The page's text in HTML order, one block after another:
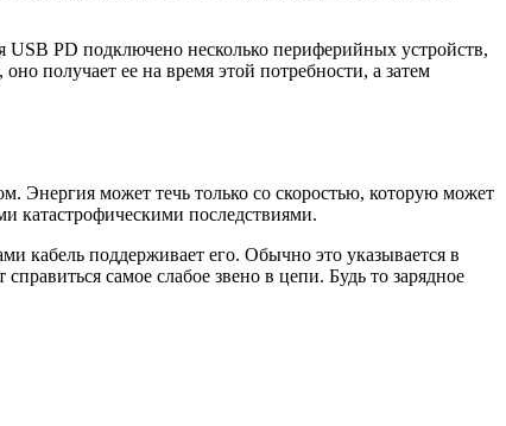
PD подключено несколько периферийных устройств,
получает ее на время этой потребности, а затем
Энергия может течь только со скоростью, которую может
катастрофическими последствиями.
кабель поддерживает его. Обычно это указывается в
самое слабое звено в цепи. Будь то зарядное